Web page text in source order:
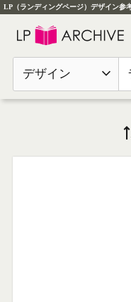
LP（ランディングページ）デザイン参
デザイン